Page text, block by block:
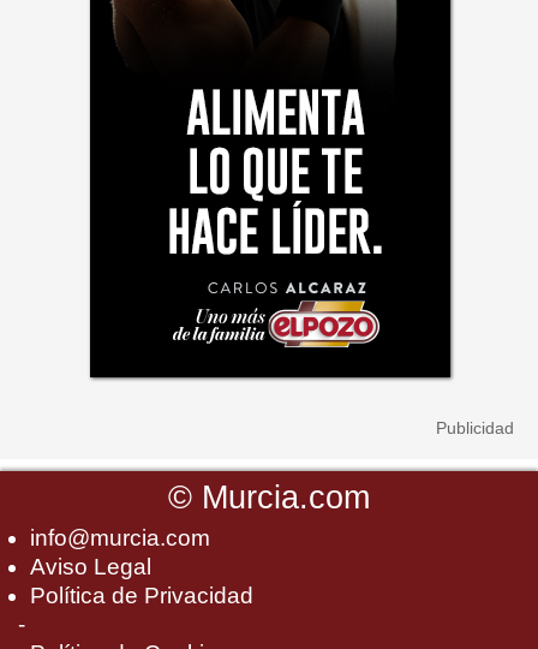
© Murcia.com
info@murcia.com
Aviso Legal
Política de Privacidad
-